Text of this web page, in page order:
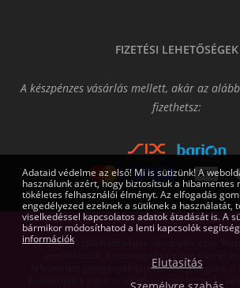
FIZETÉSI LEHETŐSÉGEK
A készpénzes vásárlás mellett, akár az
fizethetsz:
Az oldalon található képek némelyike csak
specifikációk, a csomagok tartalmi elemei
feltüntetett gépigények tájékoztató jellegűek, a
fenntartják a jogot az esetleges tájékoztatás
Adataid védelme az első! Mi is sütizünk! A
használunk azért, hogy biztosítsuk a hibamentes
tökéletes felhasználói élményt. Az elfogadás
engedélyezed ezeknek a sütiknek a használatát,
viselkedéssel kapcsolatos adatok átadását is. A
bármikor módosíthatod a lenti kapcsolók
információk
Elutasítás